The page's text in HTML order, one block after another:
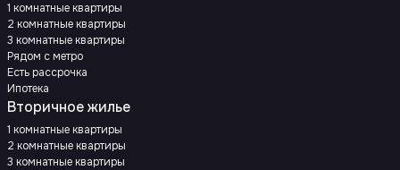
1 комнатные квартиры
2 комнатные квартиры
3 комнатные квартиры
Рядом с метро
Есть рассрочка
Ипотека
Вторичное жилье
1 комнатные квартиры
2 комнатные квартиры
3 комнатные квартиры